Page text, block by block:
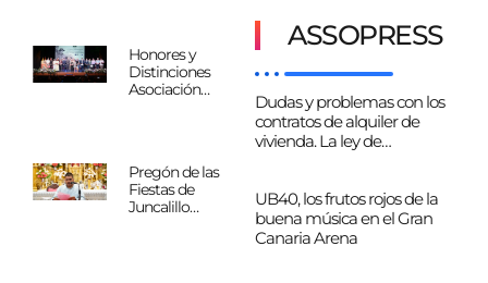
Honores y
Distinciones
Asociación
Pregón de las
Fiestas de
Juncalillo
precioASSOPRESS
Dudas y problemas con los
contratos de alquiler de
vivienda. La ley de
UB40, los frutos rojos de la
buena música en el Gran
Canaria Arena